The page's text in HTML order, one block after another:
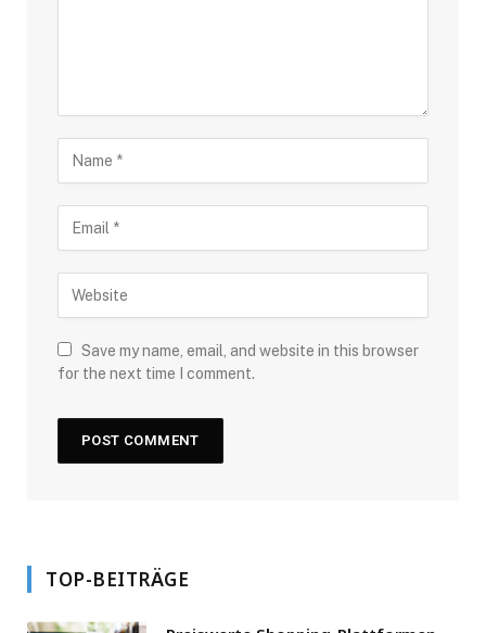
Save my name, email, and website in this browser
for the next time I comment.
TOP-BEITRÄGE